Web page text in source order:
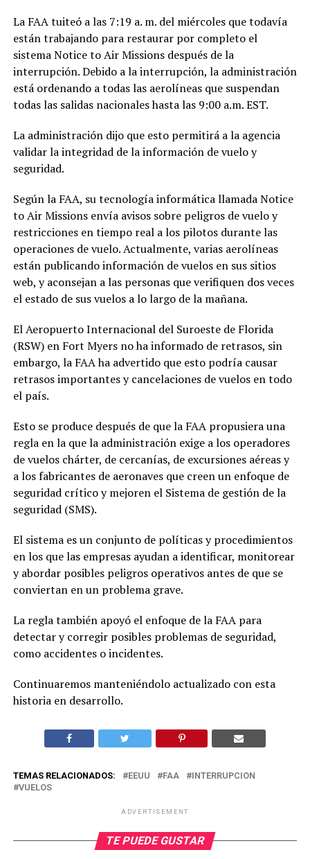
La FAA tuiteó a las 7:19 a. m. del miércoles que todavía
están trabajando para restaurar por completo el
sistema Notice to Air Missions después de la
interrupción. Debido a la interrupción, la administración
está ordenando a todas las aerolíneas que suspendan
todas las salidas nacionales hasta las 9:00 a.m. EST.
La administración dijo que esto permitirá a la agencia
validar la integridad de la información de vuelo y
seguridad.
Según la FAA, su tecnología informática llamada Notice
to Air Missions envía avisos sobre peligros de vuelo y
restricciones en tiempo real a los pilotos durante las
operaciones de vuelo. Actualmente, varias aerolíneas
están publicando información de vuelos en sus sitios
web, y aconsejan a las personas que verifiquen dos veces
el estado de sus vuelos a lo largo de la mañana.
El Aeropuerto Internacional del Suroeste de Florida
(RSW) en Fort Myers no ha informado de retrasos, sin
embargo, la FAA ha advertido que esto podría causar
retrasos importantes y cancelaciones de vuelos en todo
el país.
Esto se produce después de que la FAA propusiera una
regla en la que la administración exige a los operadores
de vuelos chárter, de cercanías, de excursiones aéreas y
a los fabricantes de aeronaves que creen un enfoque de
seguridad crítico y mejoren el Sistema de gestión de la
seguridad (SMS).
El sistema es un conjunto de políticas y procedimientos
en los que las empresas ayudan a identificar, monitorear
y abordar posibles peligros operativos antes de que se
conviertan en un problema grave.
La regla también apoyó el enfoque de la FAA para
detectar y corregir posibles problemas de seguridad,
como accidentes o incidentes.
Continuaremos manteniéndolo actualizado con esta
historia en desarrollo.
TEMAS RELACIONADOS: EEUU FAA
INTERRUPCION
VUELOS
ADVERTISEMENT
TE PUEDE GUSTAR